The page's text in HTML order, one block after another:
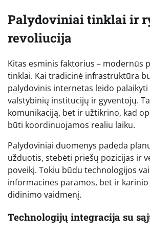
Palydoviniai tinklai ir
revoliucija
Kitas esminis faktorius – modernūs
tinklai. Kai tradicinė infrastruktūra
palydovinis internetas leido
valstybinių institucijų ir gyventojų.
komunikaciją, bet ir užtikrino, kad
būti koordinuojamos realiu laiku.
Palydoviniai duomenys padeda
užduotis, stebėti priešų pozicijas ir
poveikį. Tokiu būdu technologijos
informacinės paramos, bet ir
didinimo vaidmenį.
Technologijų integracija su